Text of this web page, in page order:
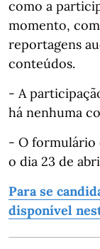
como a
momento,
reportagens
conteúdos.
- A
há nenhuma
- O formulário
o dia 23 de
Para se
disponível